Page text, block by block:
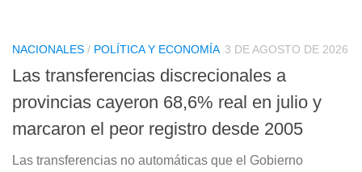
NACIONALES / POLÍTICA Y ECONOMÍA 3 DE AGOSTO DE 2026
Las transferencias discrecionales a
provincias cayeron 68,6% real en julio y
marcaron el peor registro desde 2005
Las transferencias no automáticas que el Gobierno